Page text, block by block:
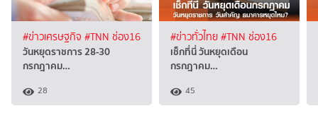
#ข่าวเศรษฐกิจ #TNN ช่อง16
วันหยุดราชการ 28-30
กรกฎาคม…
28
#ข่าวทั่วไทย#TNN ช่อง16
เช็กที่นี่ วันหยุดเดือน
กรกฎาคม…
45